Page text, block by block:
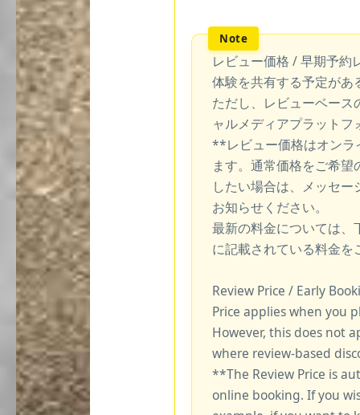
レビュー価格 / 早期予約
体験を共有する予定があ
ただし、レビューベー
ャルメディアプラット
**レビュー価格はオンラ
ます。通常価格をご希
したい場合は、メッセ
お知らせください。
最新の料金については、
に記載されている料金を
Review Price / Early
Price applies when you
However, this does not
where review-based
**The Review Price is
online booking. If you